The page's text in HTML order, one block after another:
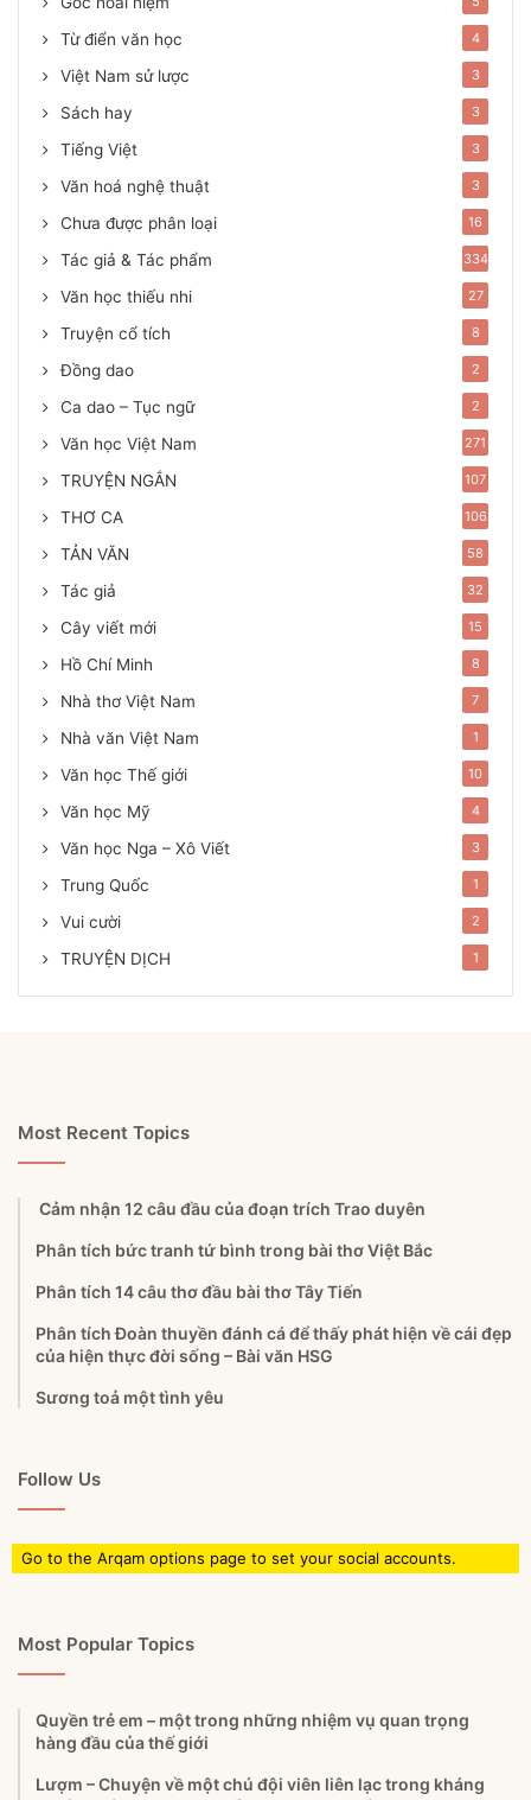
Từ điển văn học 4
Việt Nam sử lược 3
Sách hay 3
Tiếng Việt 3
Văn hoá nghệ thuật 3
Chưa được phân loại 16
Tác giả & Tác phẩm 334
Văn học thiếu nhi 27
Truyện cổ tích 8
Đồng dao 2
Ca dao – Tục ngữ 2
Văn học Việt Nam 271
TRUYỆN NGẮN 107
THƠ CA 106
TẢN VĂN 58
Tác giả 32
Cây viết mới 15
Hồ Chí Minh 8
Nhà thơ Việt Nam 7
Nhà văn Việt Nam 1
Văn học Thế giới 10
Văn học Mỹ 4
Văn học Nga – Xô Viết 3
Trung Quốc 1
Vui cười 2
TRUYỆN DỊCH 1
Most Recent Topics
Cảm nhận 12 câu đầu của đoạn trích Trao duyên
Phân tích bức tranh tứ bình trong bài thơ Việt Bắc
Phân tích 14 câu thơ đầu bài thơ Tây Tiến
Phân tích Đoàn thuyền đánh cá để thấy phát hiện về cái đẹp
của hiện thực đời sống – Bài văn HSG
Sương toả một tình yêu
Follow Us
Go to the Arqam options page to set your social accounts.
Most Popular Topics
Quyền trẻ em – một trong những nhiệm vụ quan trọng
hàng đầu của thế giới
Lượm – Chuyện về một chú đội viên liên lạc trong kháng